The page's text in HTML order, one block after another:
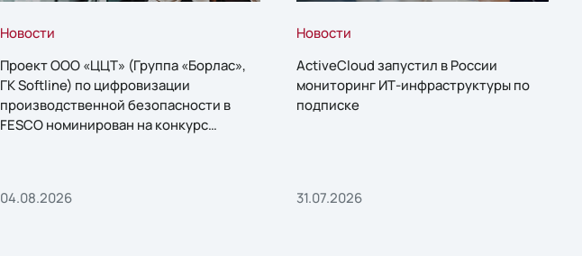
Новости
Проект ООО «ЦЦТ» (Группа «Борлас»,
ГК Softline) по цифровизации
производственной безопасности в
FESCO номинирован на конкурс
04.08.2026
Новости
ActiveCloud запустил в России
мониторинг ИТ-инфраструктуры по
подписке
31.07.2026